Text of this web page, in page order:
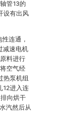
管13的
设有出风
连通，
减速电机
料进行
空气经
热泵机组
12进入连
向烘干
汽然后从